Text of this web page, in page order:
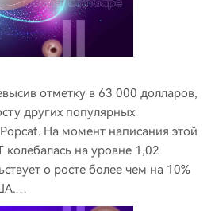
отметку в 63 000 долларов,
других популярных
На момент написания этой
колебалась на уровне 1,02
о росте более чем на 10%